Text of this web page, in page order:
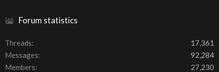
Forum statistics
Threads
17,361
Messages
92,284
Members
27,230